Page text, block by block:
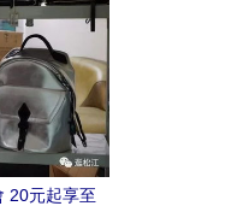
20元起享至